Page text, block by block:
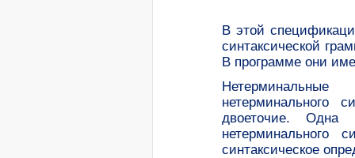
В этой
синтаксической
В программе они
нетерминального
двоеточие. Одна
нетерминального
синтаксическое